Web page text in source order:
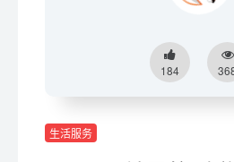
184
生活服务